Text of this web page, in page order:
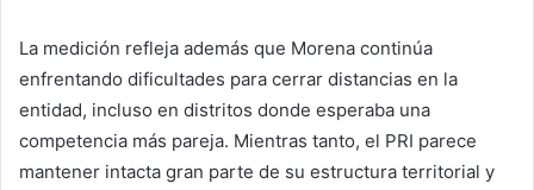
La medición refleja además que Morena continúa
enfrentando dificultades para cerrar distancias en la
entidad, incluso en distritos donde esperaba una
competencia más pareja. Mientras tanto, el PRI parece
mantener intacta gran parte de su estructura territorial y